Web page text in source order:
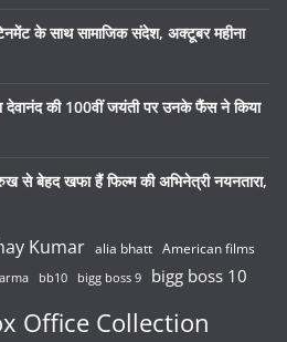
के साथ सामाजिक संदेश, अक्टूबर महीना
देवानंद की 100वीं जयंती पर उनके फैंस ने किया
से बेहद खफा हैं फिल्म की अभिनेत्री नयनतारा,
Kumar alia bhatt American films
bb10 bigg boss 9 bigg boss 10
Office Collection